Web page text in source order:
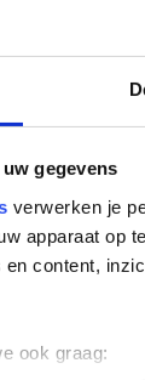
gegevens
verwerken je
apparaat op
en content,
ook graag: